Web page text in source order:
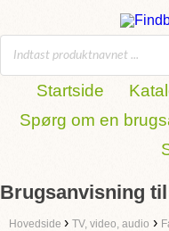
Startside
Spørg om en
Brugsanvisning
Hovedside › TV, video, audio ›